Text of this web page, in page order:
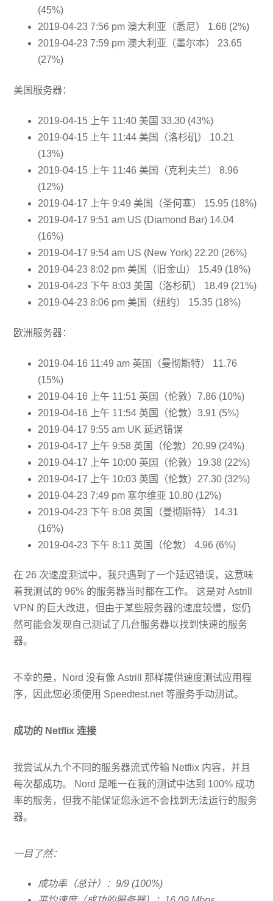
(45%)
2019-04-23 7:56 pm 澳大利亚（悉尼） 1.68 (2%)
2019-04-23 7:59 pm 澳大利亚（墨尔本） 23.65
(27%)
美国服务器：
2019-04-15 上午 11:40 美国 33.30 (43%)
2019-04-15 上午 11:44 美国（洛杉矶） 10.21
(13%)
2019-04-15 上午 11:46 美国（克利夫兰） 8.96
(12%)
2019-04-17 上午 9:49 美国（圣何塞） 15.95 (18%)
2019-04-17 9:51 am US (Diamond Bar) 14.04
(16%)
2019-04-17 9:54 am US (New York) 22.20 (26%)
2019-04-23 8:02 pm 美国（旧金山） 15.49 (18%)
2019-04-23 下午 8:03 美国（洛杉矶） 18.49 (21%)
2019-04-23 8:06 pm 美国（纽约） 15.35 (18%)
欧洲服务器：
2019-04-16 11:49 am 英国（曼彻斯特） 11.76
(15%)
2019-04-16 上午 11:51 英国（伦敦）7.86 (10%)
2019-04-16 上午 11:54 英国（伦敦）3.91 (5%)
2019-04-17 9:55 am UK 延迟错误
2019-04-17 上午 9:58 英国（伦敦）20.99 (24%)
2019-04-17 上午 10:00 英国（伦敦）19.38 (22%)
2019-04-17 上午 10:03 英国（伦敦）27.30 (32%)
2019-04-23 7:49 pm 塞尔维亚 10.80 (12%)
2019-04-23 下午 8:08 英国（曼彻斯特） 14.31
(16%)
2019-04-23 下午 8:11 英国（伦敦） 4.96 (6%)
在 26 次速度测试中，我只遇到了一个延迟错误，这意味
着我测试的 96% 的服务器当时都在工作。 这是对 Astrill
VPN 的巨大改进，但由于某些服务器的速度较慢，您仍
然可能会发现自己测试了几台服务器以找到快速的服务
器。
不幸的是，Nord 没有像 Astrill 那样提供速度测试应用程
序，因此您必须使用 Speedtest.net 等服务手动测试。
成功的 Netflix 连接
我尝试从九个不同的服务器流式传输 Netflix 内容，并且
每次都成功。 Nord 是唯一在我的测试中达到 100% 成功
率的服务，但我不能保证您永远不会找到无法运行的服务
器。
一目了然：
成功率（总计）：9/9 (100%)